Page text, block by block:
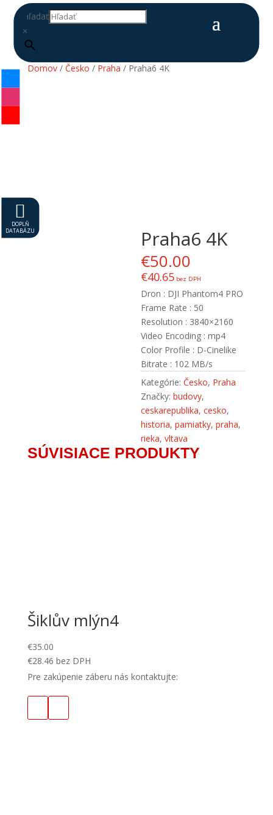
Hľadať
×

DOPLŇ
DATABÁZU
Domov/ Česko / Praha / Praha6 4K
Praha6 4K
€50.00
€40.65 bez DPH
Dron : DJI Phantom4 PRO
Frame Rate : 50
Resolution : 3840×2160
Video Encoding : mp4
Color Profile : D-Cinelike
Bitrate : 102 MB/s
Kategórie:Česko, Praha
Značky:budovy,
ceskarepublika,cesko,
historia,pamiatky,praha,
rieka,vltava
SÚVISIACE PRODUKTY
Šiklův mlýn4
€35.00
€28.46 bez DPH
Pre zakúpenie záberu nás kontaktujte: